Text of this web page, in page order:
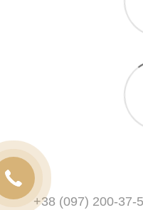
+38 (097) 200-37-